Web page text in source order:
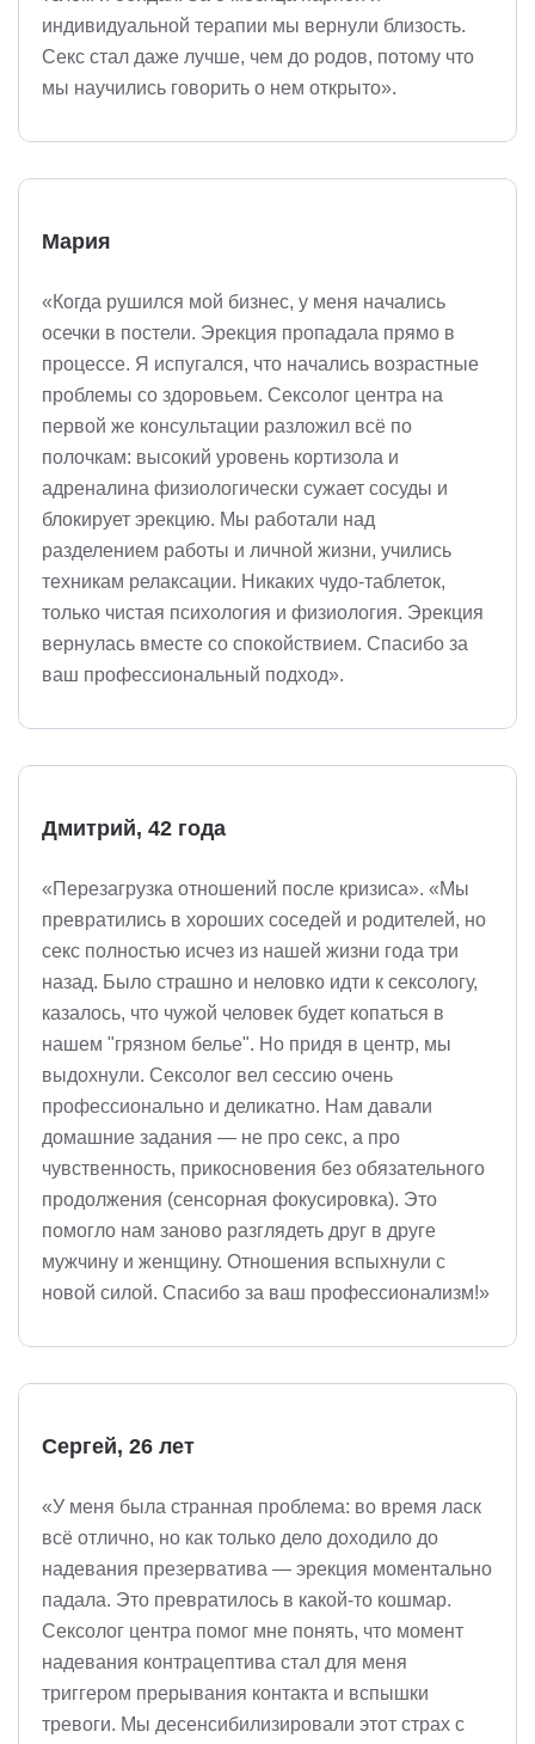
индивидуальной терапии мы вернули близость.
Секс стал даже лучше, чем до родов, потому что
мы научились говорить о нем открыто».
Мария
«Когда рушился мой бизнес, у меня начались
осечки в постели. Эрекция пропадала прямо в
процессе. Я испугался, что начались возрастные
проблемы со здоровьем. Сексолог центра на
первой же консультации разложил всё по
полочкам: высокий уровень кортизола и
адреналина физиологически сужает сосуды и
блокирует эрекцию. Мы работали над
разделением работы и личной жизни, учились
техникам релаксации. Никаких чудо-таблеток,
только чистая психология и физиология. Эрекция
вернулась вместе со спокойствием. Спасибо за
ваш профессиональный подход».
Дмитрий, 42 года
«Перезагрузка отношений после кризиса». «Мы
превратились в хороших соседей и родителей, но
секс полностью исчез из нашей жизни года три
назад. Было страшно и неловко идти к сексологу,
казалось, что чужой человек будет копаться в
нашем "грязном белье". Но придя в центр, мы
выдохнули. Сексолог вел сессию очень
профессионально и деликатно. Нам давали
домашние задания — не про секс, а про
чувственность, прикосновения без обязательного
продолжения (сенсорная фокусировка). Это
помогло нам заново разглядеть друг в друге
мужчину и женщину. Отношения вспыхнули с
новой силой. Спасибо за ваш профессионализм!»
Сергей, 26 лет
«У меня была странная проблема: во время ласк
всё отлично, но как только дело доходило до
надевания презерватива — эрекция моментально
падала. Это превратилось в какой-то кошмар.
Сексолог центра помог мне понять, что момент
надевания контрацептива стал для меня
триггером прерывания контакта и вспышки
тревоги. Мы десенсибилизировали этот страх с